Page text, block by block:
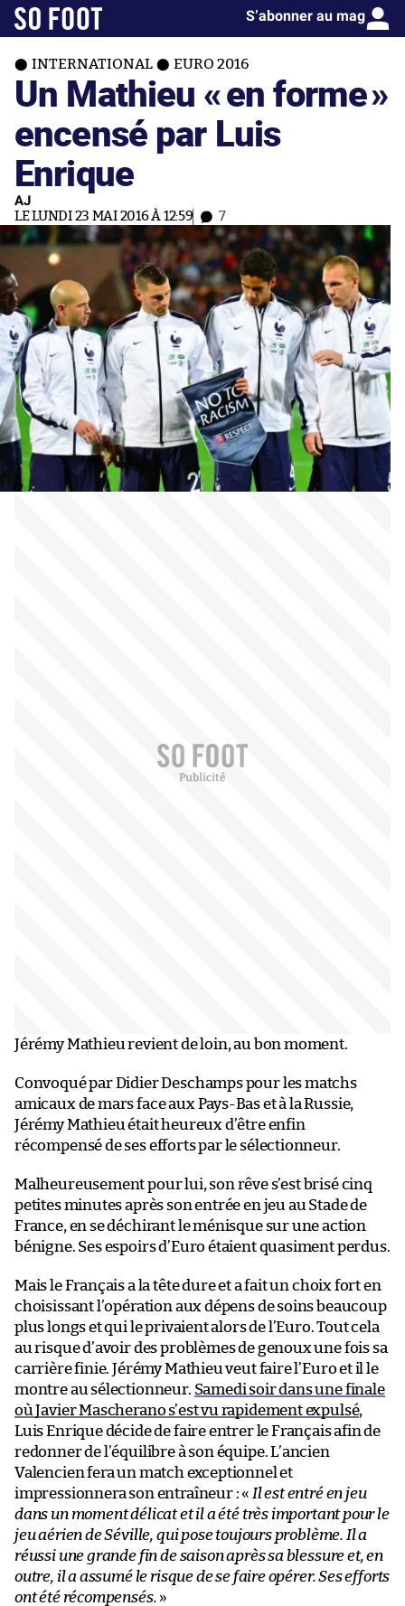
S’abonner au mag
INTERNATIONAL EURO 2016
Un Mathieu «en forme»
encensé par Luis
Enrique
AJ
LE LUNDI 23 MAI 2016 À 12:59 7
Jérémy Mathieu revient de loin, au bon moment.
Convoqué par Didier Deschamps pour les matchs
amicaux de mars face aux Pays-Bas et à la Russie,
Jérémy Mathieu était heureux d’être enfin
récompensé de ses efforts par le sélectionneur.
Malheureusement pour lui, son rêve s’est brisé cinq
petites minutes après son entrée en jeu au Stade de
France, en se déchirant le ménisque sur une action
bénigne. Ses espoirs d’Euro étaient quasiment perdus.
Mais le Français a la tête dure et a fait un choix fort en
choisissant l’opération aux dépens de soins beaucoup
plus longs et qui le privaient alors de l’Euro. Tout cela
au risque d’avoir des problèmes de genoux une fois sa
carrière finie. Jérémy Mathieu veut faire l’Euro et il le
montre au sélectionneur. Samedi soir dans une finale
où Javier Mascherano s’est vu rapidement expulsé,
Luis Enrique décide de faire entrer le Français afin de
redonner de l’équilibre à son équipe. L’ancien
Valencien fera un match exceptionnel et
impressionnera son entraîneur : « Il est entré en jeu
dans un moment délicat et il a été très important pour le
jeu aérien de Séville, qui pose toujours problème. Il a
réussi une grande fin de saison après sa blessure et, en
outre, il a assumé le risque de se faire opérer. Ses efforts
ont été récompensés. »